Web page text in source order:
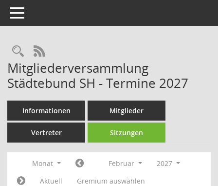
Toggle navigation
Rechercheauswahl
RSS-Feed
Mitgliederversammlung
Städtebund SH - Termine 2027
Informationen Mitglieder
Vertreter Sitzungen
Monat Februar
2027
Aktuell
Gremium auswählen